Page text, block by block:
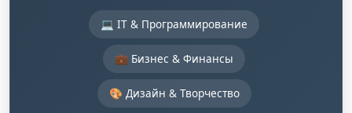
💻 IT & Программирование
💼 Бизнес & Финансы
🎨 Дизайн & Творчество